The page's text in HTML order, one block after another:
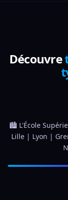
Découvre
🏙️ L'École
Lille | Lyon |